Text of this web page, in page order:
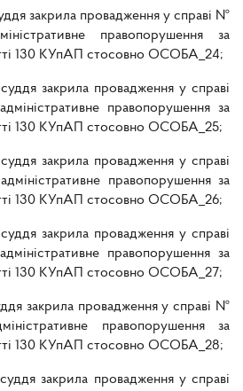
закрила провадження у справі №
правопорушення за
130 КУпАП стосовно ОСОБА_24;
закрила провадження у справі
правопорушення за
130 КУпАП стосовно ОСОБА_25;
закрила провадження у справі
правопорушення за
130 КУпАП стосовно ОСОБА_26;
закрила провадження у справі
правопорушення за
130 КУпАП стосовно ОСОБА_27;
закрила провадження у справі №
правопорушення за
130 КУпАП стосовно ОСОБА_28;
закрила провадження у справі